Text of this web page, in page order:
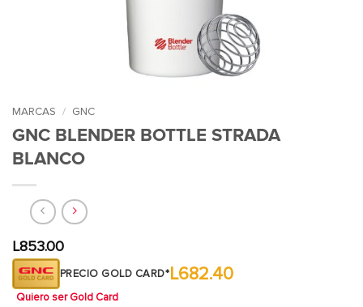
MARCAS / GNC
GNC BLENDER BOTTLE STRADA
BLANCO
L853.00
PRECIO GOLD CARD*L682.40
Quiero ser Gold Card